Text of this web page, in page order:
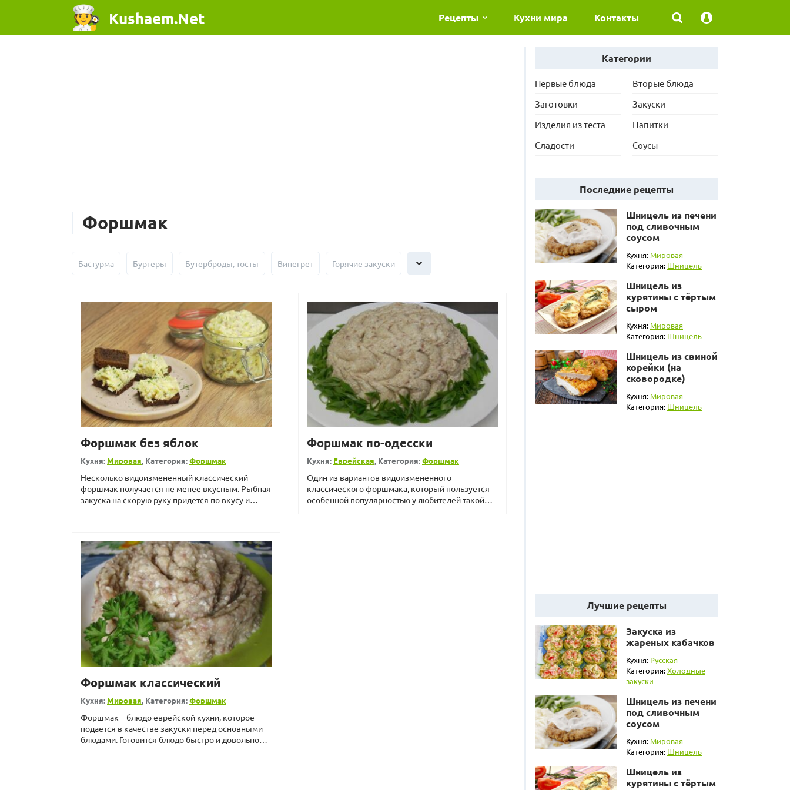
Kushaem.Net Рецепты Кухни мира Контакты
Форшмак
Бастурма Бургеры Бутерброды, тосты Винегрет Горячие закуски
Форшмак без яблок
Кухня:Мировая, Категория:Форшмак
Несколько видоизмененный классический
форшмак получается не менее вкусным. Рыбная
закуска на скорую руку придется по вкусу и
Форшмак по-одесски
Кухня: Еврейская, Категория:Форшмак
Один из вариантов видоизмененного
классического форшмака, который пользуется
особенной популярностью у любителей такой
Форшмак классический
Кухня:Мировая, Категория:Форшмак
Форшмак – блюдо еврейской кухни, которое
подается в качестве закуски перед основными
блюдами. Готовится блюдо быстро и довольно
Категории
Первые блюда
Вторые блюда
Заготовки
Закуски
Изделия из теста
Напитки
Сладости
Соусы
Последние рецепты
Шницель из печени
под сливочным
соусом
Кухня: Мировая
Категория: Шницель
Шницель из
курятины с тёртым
сыром
Кухня: Мировая
Категория: Шницель
Шницель из свиной
корейки (на
сковородке)
Кухня: Мировая
Категория: Шницель
Лучшие рецепты
Закуска из
жареных кабачков
Кухня: Русская
Категория:Холодные
закуски
Шницель из печени
под сливочным
соусом
Кухня: Мировая
Категория: Шницель
Шницель из
курятины с тёртым